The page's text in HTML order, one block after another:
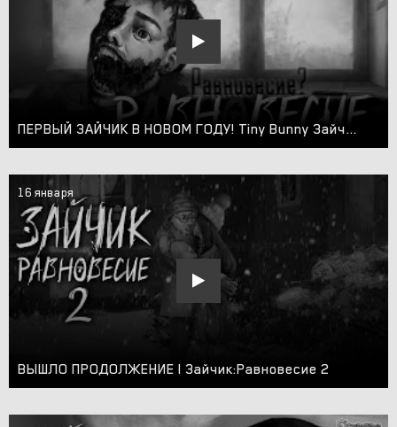
ПЕРВЫЙ ЗАЙЧИК В НОВОМ ГОДУ! Tiny Bunny Зайчик Равновесие 2 прохождение #1
16 января
ВЫШЛО ПРОДОЛЖЕНИЕ l Зайчик:Равновесие 2